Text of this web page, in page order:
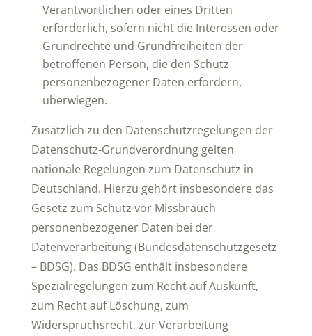
Verantwortlichen oder eines Dritten
erforderlich, sofern nicht die Interessen oder
Grundrechte und Grundfreiheiten der
betroffenen Person, die den Schutz
personenbezogener Daten erfordern,
überwiegen.
Zusätzlich zu den Datenschutzregelungen der
Datenschutz-Grundverordnung gelten
nationale Regelungen zum Datenschutz in
Deutschland. Hierzu gehört insbesondere das
Gesetz zum Schutz vor Missbrauch
personenbezogener Daten bei der
Datenverarbeitung (Bundesdatenschutzgesetz
– BDSG). Das BDSG enthält insbesondere
Spezialregelungen zum Recht auf Auskunft,
zum Recht auf Löschung, zum
Widerspruchsrecht, zur Verarbeitung